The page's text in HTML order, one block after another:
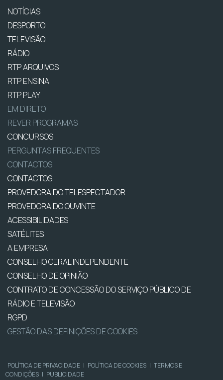
NOTÍCIAS
DESPORTO
TELEVISÃO
RÁDIO
RTP ARQUIVOS
RTP ENSINA
RTP PLAY
EM DIRETO
REVER PROGRAMAS
CONCURSOS
PERGUNTAS FREQUENTES
CONTACTOS
CONTACTOS
PROVEDORA DO TELESPECTADOR
PROVEDORA DO OUVINTE
ACESSIBILIDADES
SATÉLITES
A EMPRESA
CONSELHO GERAL INDEPENDENTE
CONSELHO DE OPINIÃO
CONTRATO DE CONCESSÃO DO SERVIÇO PÚBLICO DE
RÁDIO E TELEVISÃO
RGPD
GESTÃO DAS DEFINIÇÕES DE COOKIES
POLÍTICA DE PRIVACIDADE | POLÍTICA DE COOKIES | TERMOS E
CONDIÇÕES | PUBLICIDADE